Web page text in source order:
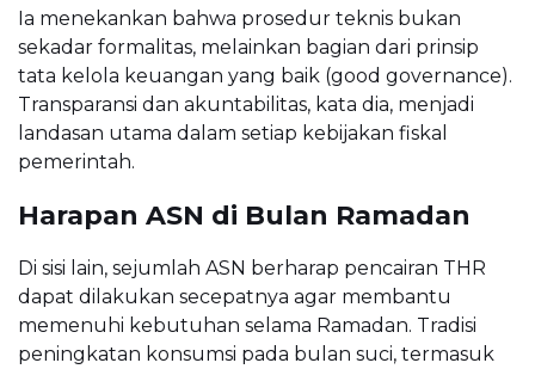
Ia menekankan bahwa prosedur teknis bukan
sekadar formalitas, melainkan bagian dari prinsip
tata kelola keuangan yang baik (good governance).
Transparansi dan akuntabilitas, kata dia, menjadi
landasan utama dalam setiap kebijakan fiskal
pemerintah.
Harapan ASN di Bulan Ramadan
Di sisi lain, sejumlah ASN berharap pencairan THR
dapat dilakukan secepatnya agar membantu
memenuhi kebutuhan selama Ramadan. Tradisi
peningkatan konsumsi pada bulan suci, termasuk